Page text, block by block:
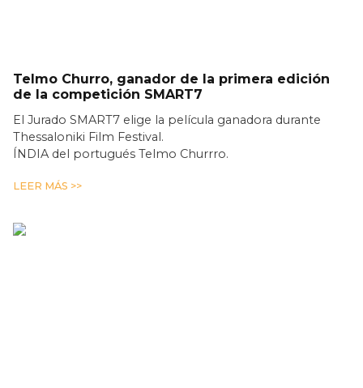
Telmo Churro, ganador de la primera edición
de la competición SMART7
El Jurado SMART7 elige la película ganadora durante
Thessaloniki Film Festival.
ÍNDIA del portugués Telmo Churrro.
LEER MÁS >>